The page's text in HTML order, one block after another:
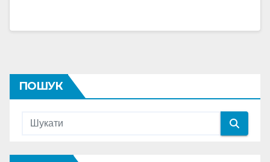
ПОШУК